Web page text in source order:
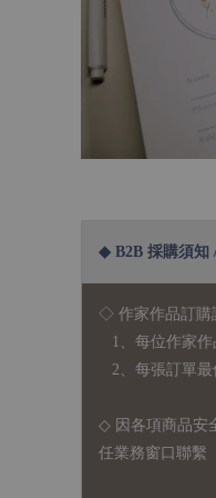
◆ B2B 採購須知
◇ 作家作品訂購
1、每位作家作
2、每張訂單最
◇ 因各項商品安
任業務窗口聯繫